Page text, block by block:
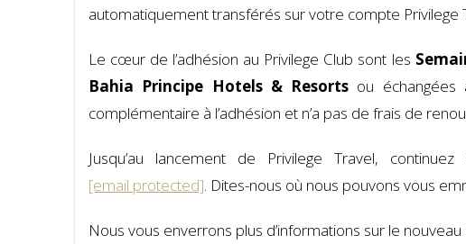
automatiquement transférés sur votre compte Privilege
Le cœur de l’adhésion au Privilege Club sont les
Bahia Principe Hotels & Resorts ou échangées
complémentaire à l’adhésion et n’a pas de frais de
Jusqu’au lancement de Privilege Travel,
[email protected]. Dites-nous où nous pouvons vous
Nous vous enverrons plus d’informations sur le